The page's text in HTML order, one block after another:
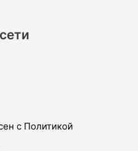
с Политикой